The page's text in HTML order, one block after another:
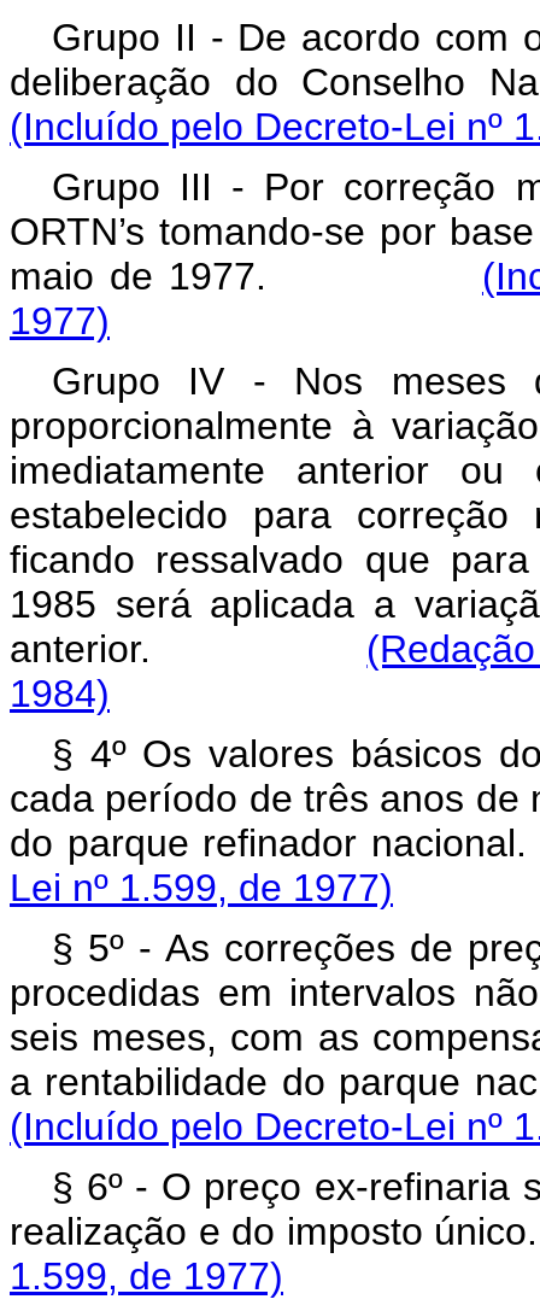
Grupo II - De acordo com
deliberação do
(Incluído pelo Decreto-Lei nº
Grupo III - Por correção
ORTN’s tomando-se por
maio de 1977.
1977)
Grupo IV - Nos meses
proporcionalmente à
imediatamente anterior
estabelecido para correção
ficando ressalvado que
1985 será aplicada a
anterior.
1984)
§ 4º Os valores básicos
cada período de três anos de
do parque refinador
Lei nº 1.599, de 1977)
§ 5º - As correções de
procedidas em intervalos
seis meses, com as
a rentabilidade do
(Incluído pelo Decreto-Lei nº
§ 6º - O preço ex-refinaria
realização e do
1.599, de 1977)